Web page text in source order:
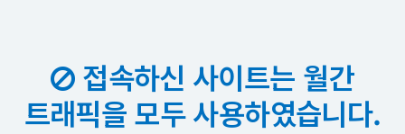
접속하신 사이트는 월간
트래픽을 모두 사용하였습니다.